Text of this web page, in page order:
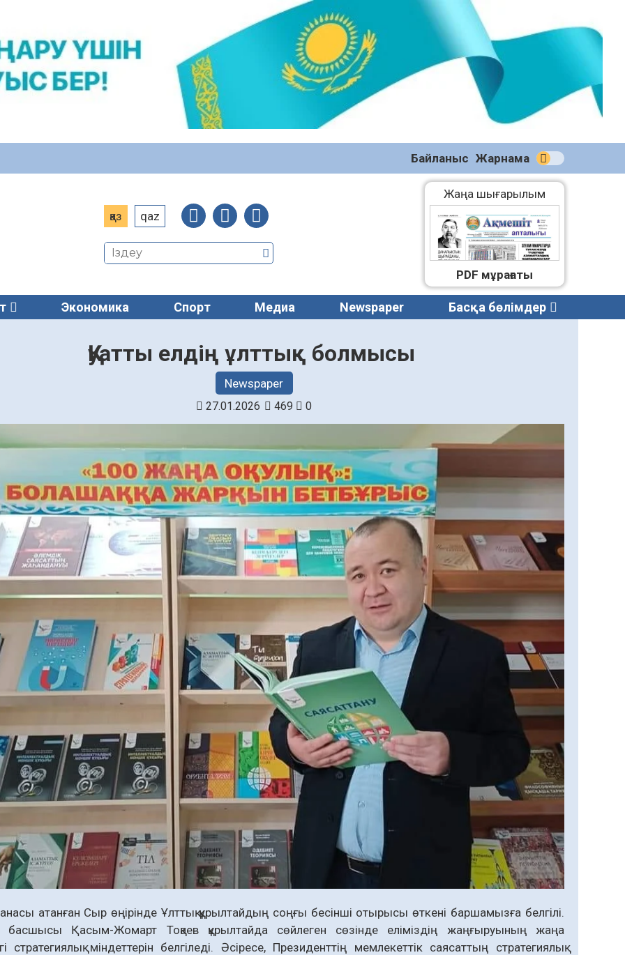
Байланыс Жарнама
қаз qaz
Жаңа шығарылым
(2271)
08.08.2026
PDF мұрағаты
Экономика Спорт Медиа Newspaper Басқа бөлімдер
Қуатты елдің ұлттық болмысы
Newspaper
27.01.2026 469 0
атанған Сыр өңірінде Ұлттық құрылтайдың соң­ғы бесінші отырысы өткені барша­мызға белгілі.
басшысы Қасым-Жомарт Тоқаев құрылтайда сөйле­ген сөзінде еліміздің жаңғыруы­ның жаңа
стратегия­лық міндеттерін белгіледі. Әсіресе, Президенттің мемлекеттік саясат­тың стратегиялық